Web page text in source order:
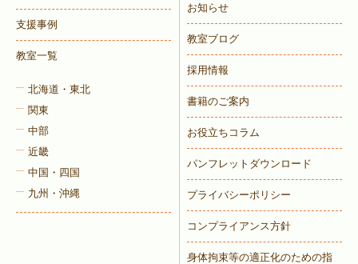
支援事例
教室一覧
北海道・東北
関東
中部
近畿
中国・四国
九州・沖縄
お知らせ
教室ブログ
採用情報
書籍のご案内
お役立ちコラム
パンフレットダウンロード
プライバシーポリシー
コンプライアンス方針
身体拘束等の適正化のための指